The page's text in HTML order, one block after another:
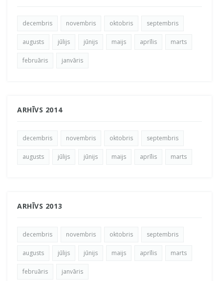
decembris novembris oktobris septembris
augusts jūlijs jūnijs maijs aprīlis marts
februāris janvāris
ARHĪVS 2014
decembris novembris oktobris septembris
augusts jūlijs jūnijs maijs aprīlis marts
ARHĪVS 2013
decembris novembris oktobris septembris
augusts jūlijs jūnijs maijs aprīlis marts
februāris janvāris